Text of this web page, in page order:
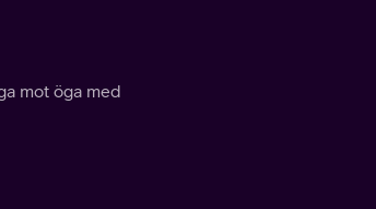
mot öga med